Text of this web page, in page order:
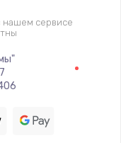
нашем сервисе